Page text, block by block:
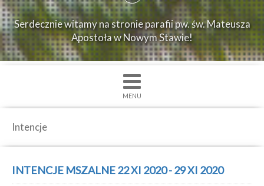
O
parafii
Ogłoszenia
św.
Nabożenstwa
Kancelaria
Serdecznie witamy na stronie parafii pw. św. Mateusza
Apostoła w Nowym Stawie!
MENU
Intencje
INTENCJE MSZALNE 22 XI 2020 - 29 XI 2020